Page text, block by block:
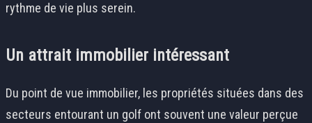
rythme de vie plus serein.
Un attrait immobilier intéressant
Du point de vue immobilier, les propriétés situées dans des
secteurs entourant un golf ont souvent une valeur perçue